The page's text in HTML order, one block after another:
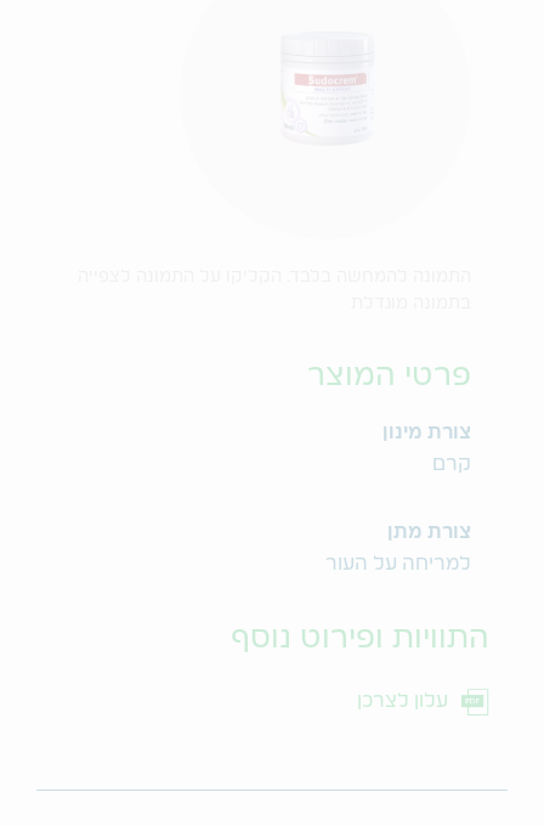
פרטי המוצר
צורת מינון
קרם
צורת מתן
למריחה על העור
התוויות ופירוט נוסף
עלון לצרכן